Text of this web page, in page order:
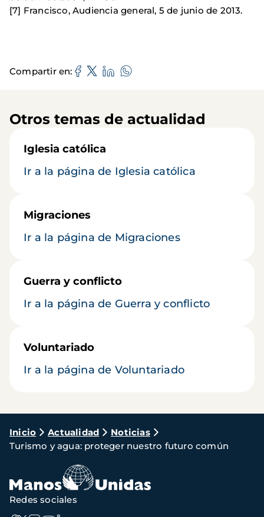
[7] Francisco, Audiencia general, 5 de junio de 2013.
Compartir en
Otros temas de actualidad
Iglesia católica
Ir a la página de Iglesia católica
Migraciones
Ir a la página de Migraciones
Guerra y conflicto
Ir a la página de Guerra y conflicto
Voluntariado
Ir a la página de Voluntariado
Ruta
de
navegación
Inicio Actualidad
Noticias
Turismo y agua: proteger nuestro futuro común
Redes sociales